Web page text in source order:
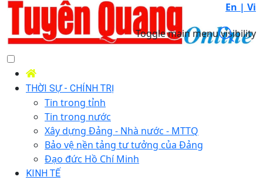
En | Vi
Toggle main menu visibility
THỜI SỰ - CHÍNH TRỊ
Tin trong tỉnh
Tin trong nước
Xây dựng Đảng - Nhà nước - MTTQ
Bảo vệ nền tảng tư tưởng của Đảng
Đạo đức Hồ Chí Minh
KINH TẾ